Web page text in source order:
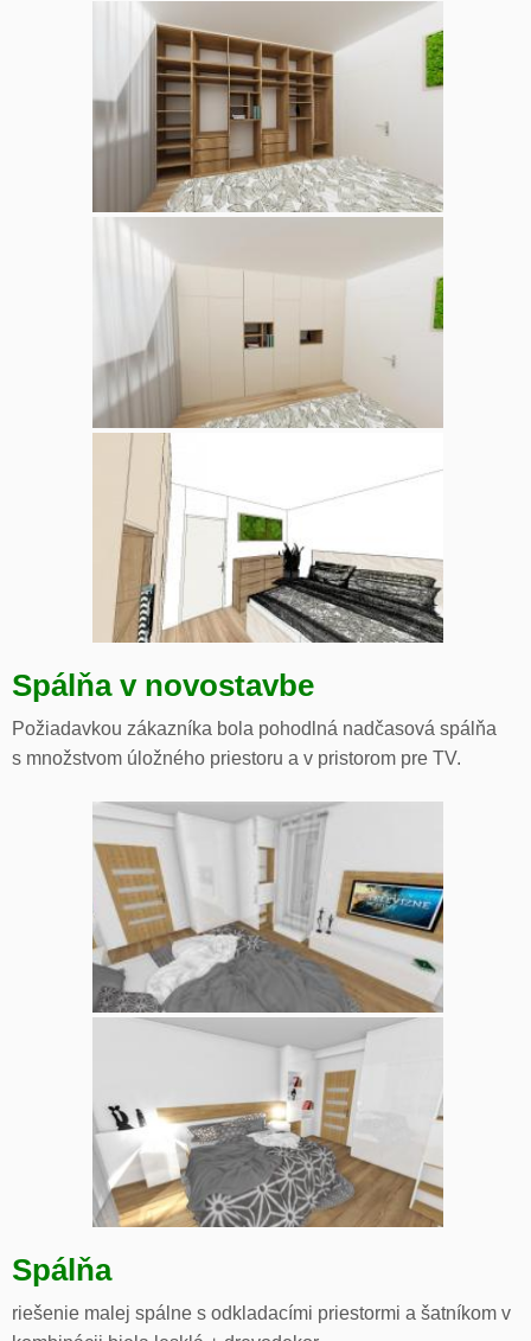
Spálňa v novostavbe
Požiadavkou zákazníka bola pohodlná nadčasová spálňa
s množstvom úložného priestoru a v pristorom pre TV.
Spálňa
riešenie malej spálne s odkladacími priestormi a šatníkom v